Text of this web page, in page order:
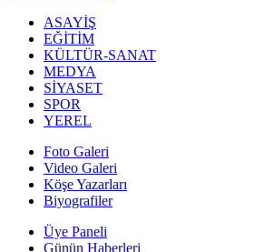
ASAYİŞ
EĞİTİM
KÜLTÜR-SANAT
MEDYA
SİYASET
SPOR
YEREL
Foto Galeri
Video Galeri
Köşe Yazarları
Biyografiler
Üye Paneli
Günün Haberleri